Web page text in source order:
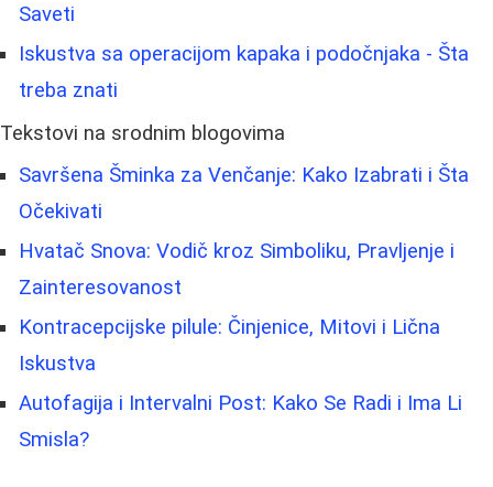
Saveti
Iskustva sa operacijom kapaka i podočnjaka - Šta
treba znati
Tekstovi na srodnim blogovima
Savršena Šminka za Venčanje: Kako Izabrati i Šta
Očekivati
Hvatač Snova: Vodič kroz Simboliku, Pravljenje i
Zainteresovanost
Kontracepcijske pilule: Činjenice, Mitovi i Lična
Iskustva
Autofagija i Intervalni Post: Kako Se Radi i Ima Li
Smisla?